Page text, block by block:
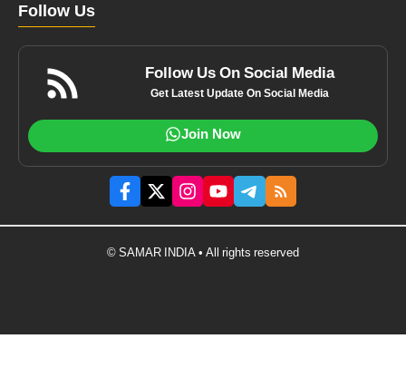
Follow Us
Follow Us On Social Media
Get Latest Update On Social Media
Join Now
© SAMAR INDIA • All rights reserved